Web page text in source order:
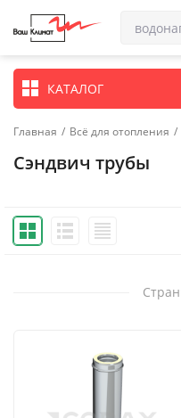
КАТАЛОГ
Главная / Всё для отопления /
Сэндвич трубы